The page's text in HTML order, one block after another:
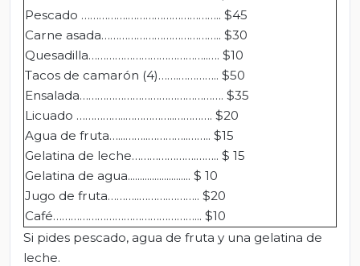
Pescado …………….………………………….. $45
Carne asada………………………………….. $30
Quesadilla…………………………………..…. $10
Tacos de camarón (4)…….………….. $50
Ensalada…………………………………………. $35
Licuado ……………..……………..…………. $20
Agua de fruta…...……..…………..…….. $15
Gelatina de leche………………….…….. $ 15
Gelatina de agua.......................... $ 10
Jugo de fruta………..……….……….. $20
Café…………………………………………... $10
Si pides pescado, agua de fruta y una gelatina de
leche.